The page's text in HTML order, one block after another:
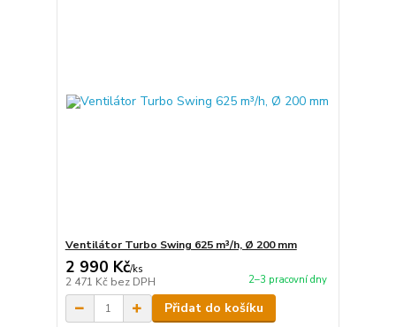
Ventilátor Turbo Swing 625 m³/h, Ø 200 mm
2 990 Kč/ks
2 471 Kč bez DPH 2–3 pracovní dny
Přidat do košíku